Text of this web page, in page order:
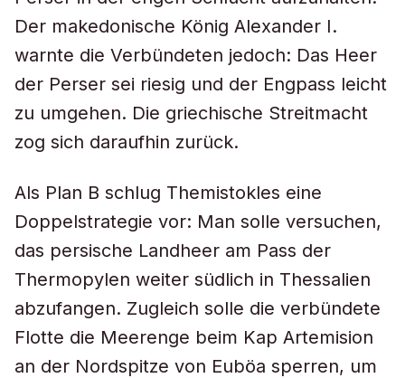
Der makedonische König Alexander I.
warnte die Verbündeten jedoch: Das Heer
der Perser sei riesig und der Engpass leicht
zu umgehen. Die griechische Streitmacht
zog sich daraufhin zurück.
Als Plan B schlug Themistokles eine
Doppelstrategie vor: Man solle versuchen,
das persische Landheer am Pass der
Thermopylen weiter südlich in Thessalien
abzufangen. Zugleich solle die verbündete
Flotte die Meerenge beim Kap Artemision
an der Nordspitze von Euböa sperren, um